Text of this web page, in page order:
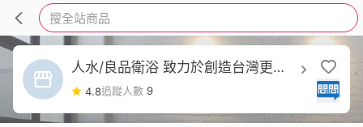
搜全站商品
人水/良品衛浴 致力於創造台灣更好
水栓
4.8追蹤人數 9